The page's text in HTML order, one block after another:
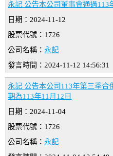
永記 公告本公司董事會通過113
日期：2024-11-12
股票代號：1726
公司名稱： 永記
發言時間：2024-11-12 14:56:31
永記 公告本公司113年第三季合
期為113年11月12日
日期：2024-11-04
股票代號：1726
公司名稱： 永記